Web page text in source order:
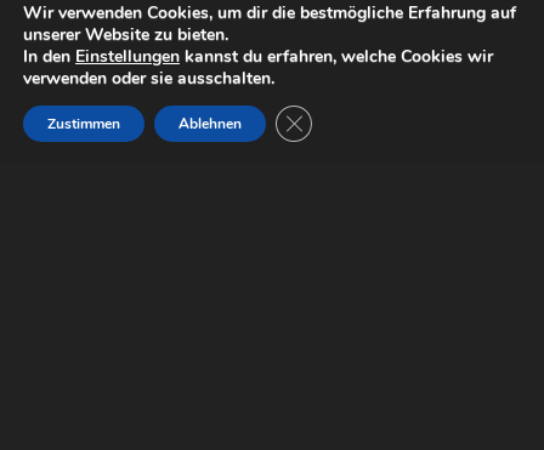
Wir verwenden Cookies, um dir die bestmögliche Erfahrung auf
unserer Website zu bieten.
In den Einstellungen kannst du erfahren, welche Cookies wir
verwenden oder sie ausschalten.
Zustimmen Ablehnen GDPR Cookie-Banner schließen